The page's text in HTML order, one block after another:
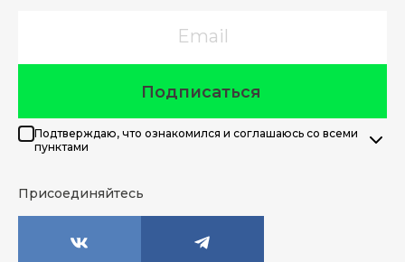
Подписаться
Подтверждаю, что ознакомился и соглашаюсь со всеми
пунктами
Присоединяйтесь